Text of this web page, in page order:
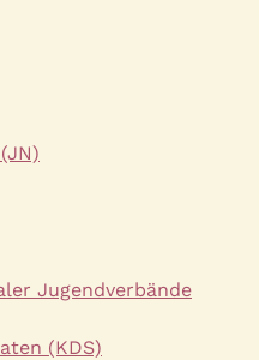
Jugendverbände
(KDS)